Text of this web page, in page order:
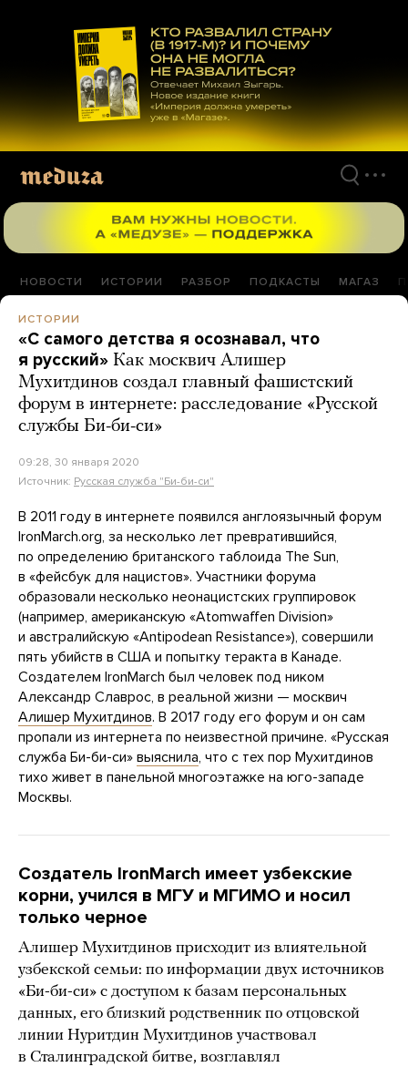
материалам
НОВОСТИ ИСТОРИИ РАЗБОР ПОДКАСТЫ МАГАЗ
ИСТОРИИ
«С самого детства я осознавал, что
я русский» Как москвич Алишер
Мухитдинов создал главный фашистский
форум в интернете: расследование «Русской
службы Би-би-си»
09:28, 30 января 2020
Источник: Русская служба "Би-би-си"
В 2011 году в интернете появился англоязычный форум
IronMarch.org, за несколько лет превратившийся,
по определению британского таблоида The Sun,
в «фейсбук для нацистов». Участники форума
образовали несколько неонацистских группировок
(например, американскую «Atomwaffen Division»
и австралийскую «Antipodean Resistance»), совершили
пять убийств в США и попытку теракта в Канаде.
Создателем IronMarch был человек под ником
Александр Славрос, в реальной жизни — москвич
Алишер Мухитдинов. В 2017 году его форум и он сам
пропали из интернета по неизвестной причине. «Русская
служба Би-би-си» выяснила, что с тех пор Мухитдинов
тихо живет в панельной многоэтажке на юго-западе
Москвы.
Создатель IronMarch имеет узбекские
корни, учился в МГУ и МГИМО и носил
только черное
Алишер Мухитдинов присходит из влиятельной
узбекской семьи: по информации двух источников
«Би-би-си» с доступом к базам персональных
данных, его близкий родственник по отцовской
линии Нуритдин Мухитдинов участвовал
в Сталинградской битве, возглавлял